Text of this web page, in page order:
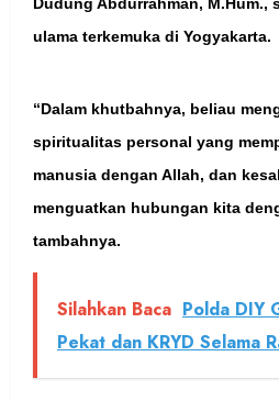
ulama terkemuka di Yogyakarta.
“Dalam khutbahnya, beliau
spiritualitas personal yang
manusia dengan Allah, dan
menguatkan hubungan kita
tambahnya.
Silahkan Baca Polda DIY
Pekat dan KRYD Selama